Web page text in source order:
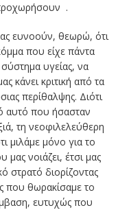
.
ευνοούν, θεωρώ, ότι
που είχε πάντα
υγείας, να
κάνει κριτική από τα
περίθαλψης. Διότι
αυτό που ήσασταν
τη νεοφιλελεύθερη
μιλάμε μόνο για το
νοιάζει, έτσι μας
στρατό διορίζοντας
που θωρακίσαμε το
ευτυχώς που